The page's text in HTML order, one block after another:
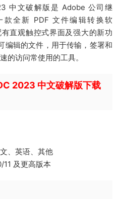
中文破解版是 Adobe 公司继
款全新 PDF 文件编辑转换软
直观触控式界面及强大的新功
编辑的文件，用于传输，签署和
的访问常使用的工具。
2023 中文破解版下载
、英语、其他
及更高版本